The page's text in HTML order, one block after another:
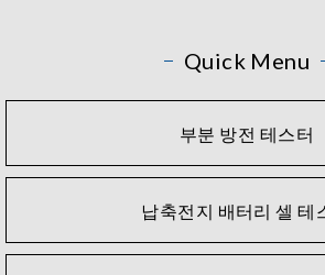
Quick Menu
부분 방전 테스터
납축전지 배터리 셀 테